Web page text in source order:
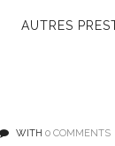
AUTRES
WITH 0 COMMENTS